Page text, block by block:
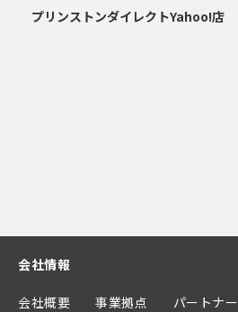
プリンストンダイレクトYahoo!店
会社情報
会社概要 事業拠点 パートナー